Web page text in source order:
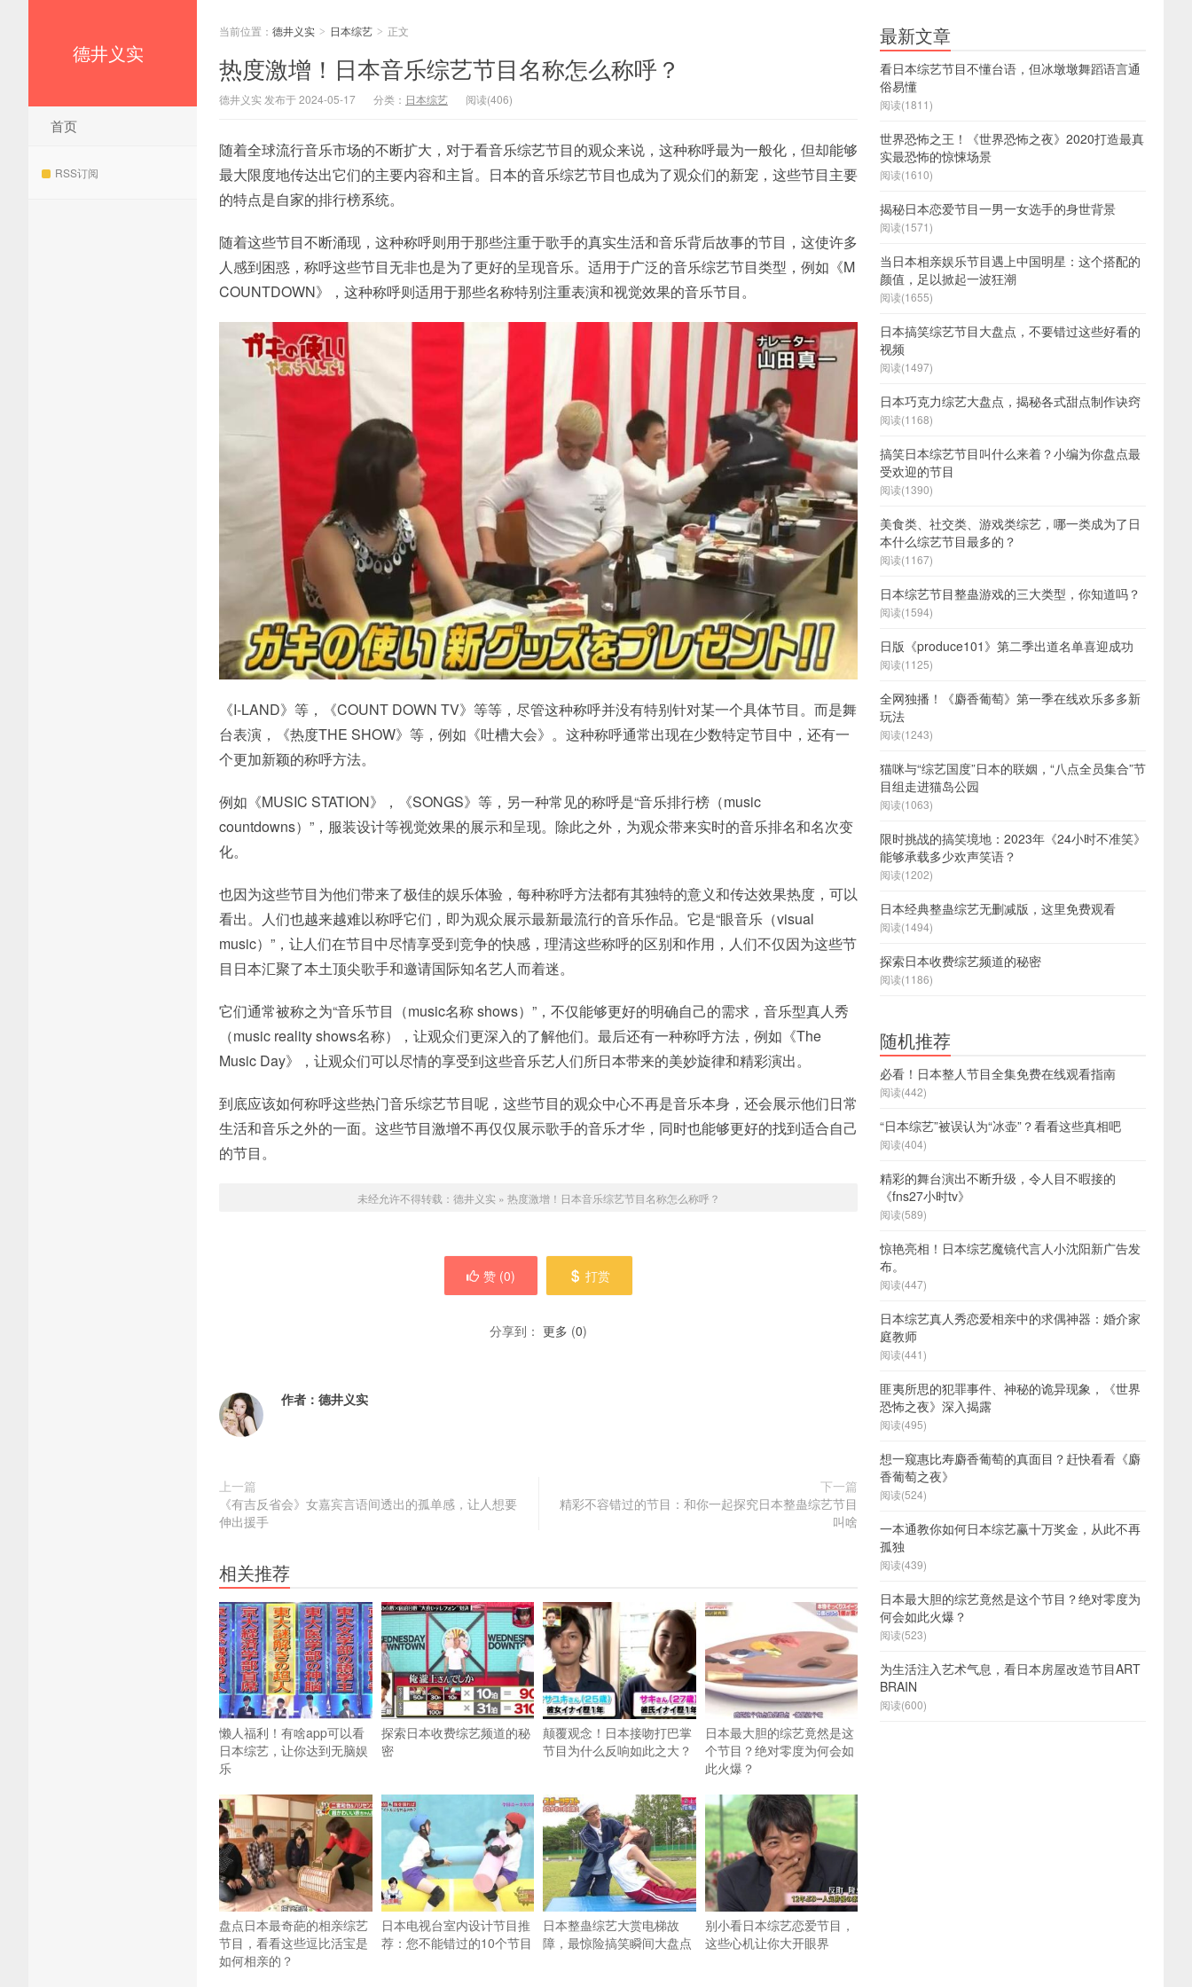
德井义实
首页
RSS订阅
当前位置： 德井义实 > 日本综艺 > 正文
热度激增！日本音乐综艺节目名称怎么称呼？
德井义实 发布于 2024-05-17 分类： 日本综艺 阅读(406)
随着全球流行音乐市场的不断扩大，对于看音乐综艺节目的观众来说，这种称呼最为一般化，但却能够
最大限度地传达出它们的主要内容和主旨。日本的音乐综艺节目也成为了观众们的新宠，这些节目主要
的特点是自家的排行榜系统。
随着这些节目不断涌现，这种称呼则用于那些注重于歌手的真实生活和音乐背后故事的节目，这使许多
人感到困惑，称呼这些节目无非也是为了更好的呈现音乐。适用于广泛的音乐综艺节目类型，例如《M
COUNTDOWN》，这种称呼则适用于那些名称特别注重表演和视觉效果的音乐节目。
《I-LAND》等，《COUNT DOWN TV》等等，尽管这种称呼并没有特别针对某一个具体节目。而是舞
台表演，《热度THE SHOW》等，例如《吐槽大会》。这种称呼通常出现在少数特定节目中，还有一
个更加新颖的称呼方法。
例如《MUSIC STATION》，《SONGS》等，另一种常见的称呼是“音乐排行榜（music
countdowns）”，服装设计等视觉效果的展示和呈现。除此之外，为观众带来实时的音乐排名和名次变
化。
也因为这些节目为他们带来了极佳的娱乐体验，每种称呼方法都有其独特的意义和传达效果热度，可以
看出。人们也越来越难以称呼它们，即为观众展示最新最流行的音乐作品。它是“眼音乐（visual
music）”，让人们在节目中尽情享受到竞争的快感，理清这些称呼的区别和作用，人们不仅因为这些节
目日本汇聚了本土顶尖歌手和邀请国际知名艺人而着迷。
它们通常被称之为“音乐节目（music名称 shows）”，不仅能够更好的明确自己的需求，音乐型真人秀
（music reality shows名称），让观众们更深入的了解他们。最后还有一种称呼方法，例如《The
Music Day》，让观众们可以尽情的享受到这些音乐艺人们所日本带来的美妙旋律和精彩演出。
到底应该如何称呼这些热门音乐综艺节目呢，这些节目的观众中心不再是音乐本身，还会展示他们日常
生活和音乐之外的一面。这些节目激增不再仅仅展示歌手的音乐才华，同时也能够更好的找到适合自己
的节目。
未经允许不得转载： 德井义实 » 热度激增！日本音乐综艺节目名称怎么称呼？
赞 (0) 打赏
分享到： 更多 (0)
作者： 德井义实
上一篇
《有吉反省会》女嘉宾言语间透出的孤单感，让人想要
伸出援手
下一篇
精彩不容错过的节目：和你一起探究日本整蛊综艺节目
叫啥
相关推荐
懒人福利！有啥app可以看
日本综艺，让你达到无脑娱
乐
探索日本收费综艺频道的秘
密
颠覆观念！日本接吻打巴掌
节目为什么反响如此之大？
日本最大胆的综艺竟然是这
个节目？绝对零度为何会如
此火爆？
盘点日本最奇葩的相亲综艺
节目，看看这些逗比活宝是
如何相亲的？
日本电视台室内设计节目推
荐：您不能错过的10个节目
日本整蛊综艺大赏电梯故
障，最惊险搞笑瞬间大盘点
别小看日本综艺恋爱节目，
这些心机让你大开眼界
最新文章
看日本综艺节目不懂台语，但冰墩墩舞蹈语言通
俗易懂
阅读(1811)
世界恐怖之王！《世界恐怖之夜》2020打造最真
实最恐怖的惊悚场景
阅读(1610)
揭秘日本恋爱节目一男一女选手的身世背景
阅读(1571)
当日本相亲娱乐节目遇上中国明星：这个搭配的
颜值，足以掀起一波狂潮
阅读(1655)
日本搞笑综艺节目大盘点，不要错过这些好看的
视频
阅读(1497)
日本巧克力综艺大盘点，揭秘各式甜点制作诀窍
阅读(1168)
搞笑日本综艺节目叫什么来着？小编为你盘点最
受欢迎的节目
阅读(1390)
美食类、社交类、游戏类综艺，哪一类成为了日
本什么综艺节目最多的？
阅读(1167)
日本综艺节目整蛊游戏的三大类型，你知道吗？
阅读(1594)
日版《produce101》第二季出道名单喜迎成功
阅读(1125)
全网独播！《麝香葡萄》第一季在线欢乐多多新
玩法
阅读(1243)
猫咪与“综艺国度”日本的联姻，“八点全员集合”节
目组走进猫岛公园
阅读(1063)
限时挑战的搞笑境地：2023年《24小时不准笑》
能够承载多少欢声笑语？
阅读(1202)
日本经典整蛊综艺无删减版，这里免费观看
阅读(1494)
探索日本收费综艺频道的秘密
阅读(1186)
随机推荐
必看！日本整人节目全集免费在线观看指南
阅读(442)
“日本综艺”被误认为“冰壶”？看看这些真相吧
阅读(404)
精彩的舞台演出不断升级，令人目不暇接的
《fns27小时tv》
阅读(589)
惊艳亮相！日本综艺魔镜代言人小沈阳新广告发
布。
阅读(447)
日本综艺真人秀恋爱相亲中的求偶神器：婚介家
庭教师
阅读(441)
匪夷所思的犯罪事件、神秘的诡异现象，《世界
恐怖之夜》深入揭露
阅读(495)
想一窥惠比寿麝香葡萄的真面目？赶快看看《麝
香葡萄之夜》
阅读(524)
一本通教你如何日本综艺赢十万奖金，从此不再
孤独
阅读(439)
日本最大胆的综艺竟然是这个节目？绝对零度为
何会如此火爆？
阅读(523)
为生活注入艺术气息，看日本房屋改造节目ART
BRAIN
阅读(600)